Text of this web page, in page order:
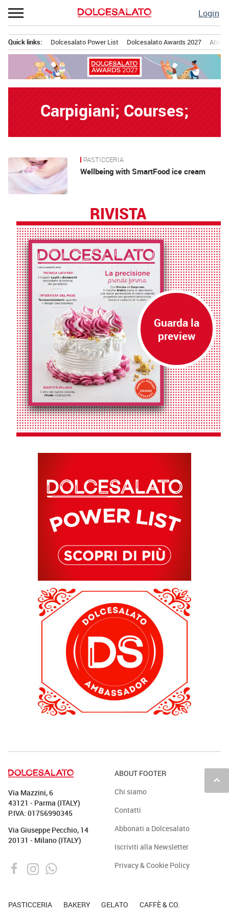
Passa
al
Login
principale
Quick links: Dolcesalato Power List Dolcesalato Awards 2027
Carpigiani; Courses;
News PASTICCERIA
Wellbeing with SmartFood ice cream
RIVISTA
keyboard_arrow_up
Via Mazzini, 6
43121 - Parma (ITALY)
P.IVA: 01756990345
Via Giuseppe Pecchio, 14
20131 - Milano (ITALY)
ABOUT FOOTER
Chi siamo
Contatti
Abbonati a Dolcesalato
Iscriviti alla Newsletter
Privacy & Cookie Policy
PASTICCERIA BAKERY GELATO CAFFÈ & CO.